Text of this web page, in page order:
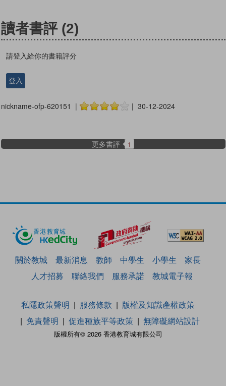
讀者書評 (2)
請登入給你的書籍評分
登入
nickname-ofp-620151 | | 30-12-2024
更多書評 1
關於教城 最新消息 教師 中學生 小學生
家長
人才招募
聯絡我們 服務承諾 教城電子報
版權所有© 2026 香港教育城有限公司
私隱政策聲明 服務條款
版權及知識產權政策
免責聲明
促進種族平等政策 無障礙網站設計